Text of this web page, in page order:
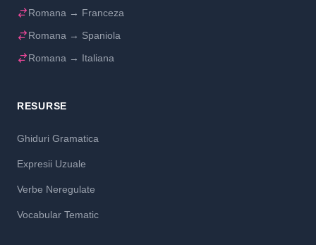
Romana → Franceza
Romana → Spaniola
Romana → Italiana
RESURSE
Ghiduri Gramatica
Expresii Uzuale
Verbe Neregulate
Vocabular Tematic